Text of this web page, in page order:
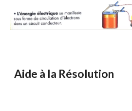
Aide à la Résolution